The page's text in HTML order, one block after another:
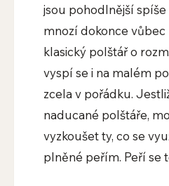
jsou pohodlnější spíše
mnozí dokonce
klasický polštář o
vyspí se i na malém
zcela v pořádku.
naducané polštáře,
vyzkoušet ty, co se
plněné peřím. Peří se